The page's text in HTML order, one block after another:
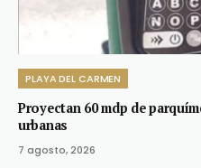
PLAYA DEL CARMEN
Proyectan 60 mdp de
urbanas
7 agosto, 2026